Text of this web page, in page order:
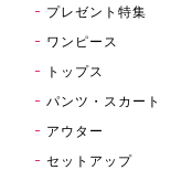
プレゼント特集
ワンピース
トップス
パンツ・スカート
アウター
セットアップ